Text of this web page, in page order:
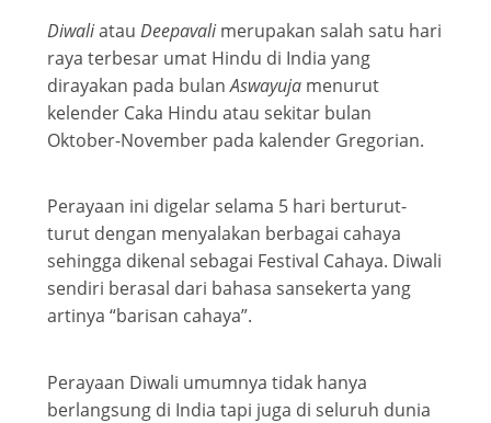
Diwaliatau Deepavalimerupakan salah satu hari
raya terbesar umat Hindu di India yang
dirayakan pada bulanAswayuja menurut
kelender Caka Hindu atau sekitar bulan
Oktober-November pada kalender Gregorian.
Perayaan ini digelar selama 5 hari berturut-
turut dengan menyalakan berbagai cahaya
sehingga dikenal sebagai Festival Cahaya. Diwali
sendiri berasal dari bahasa sansekerta yang
artinya “barisan cahaya”.
Perayaan Diwali umumnya tidak hanya
berlangsung di India tapi juga di seluruh dunia